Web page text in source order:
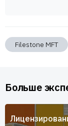
Filestone MFT
Больше